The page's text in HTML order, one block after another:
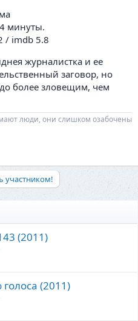
минуты.
/ imdb 5.8
журналистка и ее
заговор, но
более зловещим, чем
люди, они слишком озабочены
участником!
(2011)
(2011)